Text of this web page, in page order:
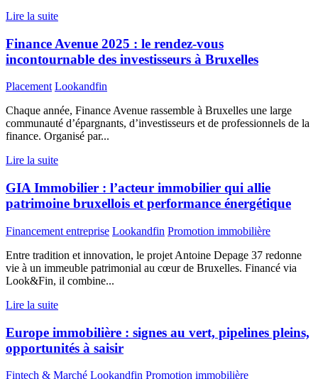
Lire la suite
Finance Avenue 2025 : le rendez-vous
incontournable des investisseurs à Bruxelles
Placement Lookandfin
Chaque année, Finance Avenue rassemble à Bruxelles une large
communauté d’épargnants, d’investisseurs et de professionnels de la
finance. Organisé par...
Lire la suite
GIA Immobilier : l’acteur immobilier qui allie
patrimoine bruxellois et performance énergétique
Financement entreprise Lookandfin Promotion immobilière
Entre tradition et innovation, le projet Antoine Depage 37 redonne
vie à un immeuble patrimonial au cœur de Bruxelles. Financé via
Look&Fin, il combine...
Lire la suite
Europe immobilière : signes au vert, pipelines pleins,
opportunités à saisir
Fintech & Marché Lookandfin Promotion immobilière